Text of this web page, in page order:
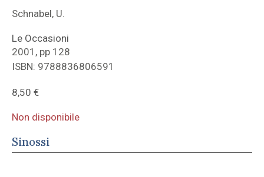
Schnabel, U.
Le Occasioni
2001, pp 128
ISBN: 9788836806591
8,50 €
Non disponibile
Sinossi